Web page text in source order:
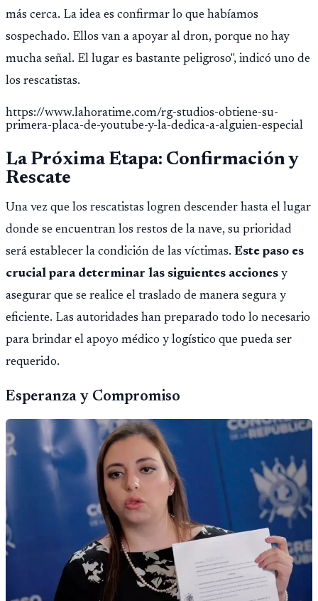
más cerca. La idea es confirmar lo que habíamos
sospechado. Ellos van a apoyar al dron, porque no hay
mucha señal. El lugar es bastante peligroso", indicó uno de
los rescatistas.
https://www.lahoratime.com/rg-studios-obtiene-su-
primera-placa-de-youtube-y-la-dedica-a-alguien-especial
La Próxima Etapa: Confirmación y
Rescate
Una vez que los rescatistas logren descender hasta el lugar
donde se encuentran los restos de la nave, su prioridad
será establecer la condición de las víctimas. Este paso es
crucial para determinar las siguientes acciones y
asegurar que se realice el traslado de manera segura y
eficiente. Las autoridades han preparado todo lo necesario
para brindar el apoyo médico y logístico que pueda ser
requerido.
Esperanza y Compromiso